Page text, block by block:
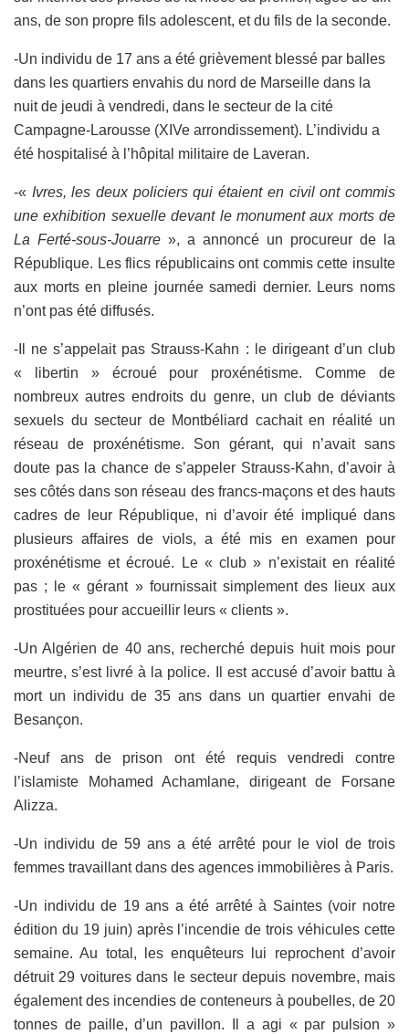
ans, de son propre fils adolescent, et du fils de la seconde.
-Un individu de 17 ans a été grièvement blessé par balles
dans les quartiers envahis du nord de Marseille dans la
nuit de jeudi à vendredi, dans le secteur de la cité
Campagne-Larousse (XIVe arrondissement). L’individu a
été hospitalisé à l’hôpital militaire de Laveran.
-« Ivres, les deux policiers qui étaient en civil ont commis
une exhibition sexuelle devant le monument aux morts de
La Ferté-sous-Jouarre », a annoncé un procureur de la
République. Les flics républicains ont commis cette insulte
aux morts en pleine journée samedi dernier. Leurs noms
n’ont pas été diffusés.
-Il ne s’appelait pas Strauss-Kahn : le dirigeant d’un club
« libertin » écroué pour proxénétisme. Comme de
nombreux autres endroits du genre, un club de déviants
sexuels du secteur de Montbéliard cachait en réalité un
réseau de proxénétisme. Son gérant, qui n’avait sans
doute pas la chance de s’appeler Strauss-Kahn, d’avoir à
ses côtés dans son réseau des francs-maçons et des hauts
cadres de leur République, ni d’avoir été impliqué dans
plusieurs affaires de viols, a été mis en examen pour
proxénétisme et écroué. Le « club » n’existait en réalité
pas ; le « gérant » fournissait simplement des lieux aux
prostituées pour accueillir leurs « clients ».
-Un Algérien de 40 ans, recherché depuis huit mois pour
meurtre, s’est livré à la police. Il est accusé d’avoir battu à
mort un individu de 35 ans dans un quartier envahi de
Besançon.
-Neuf ans de prison ont été requis vendredi contre
l’islamiste Mohamed Achamlane, dirigeant de Forsane
Alizza.
-Un individu de 59 ans a été arrêté pour le viol de trois
femmes travaillant dans des agences immobilières à Paris.
-Un individu de 19 ans a été arrêté à Saintes (voir notre
édition du 19 juin) après l’incendie de trois véhicules cette
semaine. Au total, les enquêteurs lui reprochent d’avoir
détruit 29 voitures dans le secteur depuis novembre, mais
également des incendies de conteneurs à poubelles, de 20
tonnes de paille, d’un pavillon. Il a agi « par pulsion »